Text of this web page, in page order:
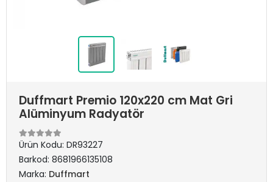
Duffmart Premio 120x220 cm Mat Gri
Alüminyum Radyatör
Ürün Kodu: DR93227
Barkod: 8681966135108
Marka: Duffmart